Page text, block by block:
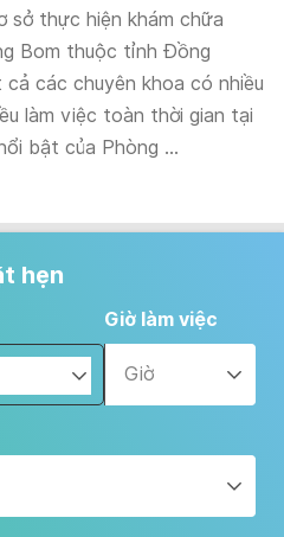
sở thực hiện khám chữa
Bom thuộc tỉnh Đồng
các chuyên khoa có nhiều
làm việc toàn thời gian tại
bật của Phòng ...
hẹn
Giờ làm việc
Giờ